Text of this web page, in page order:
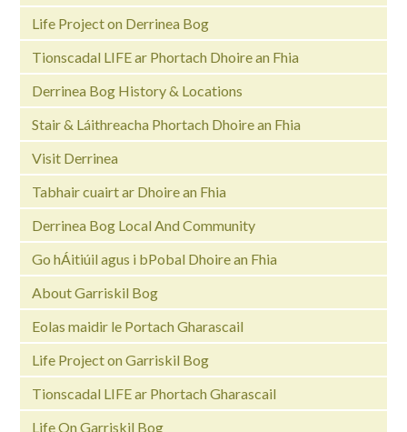
Life Project on Derrinea Bog
Tionscadal LIFE ar Phortach Dhoire an Fhia
Derrinea Bog History & Locations
Stair & Láithreacha Phortach Dhoire an Fhia
Visit Derrinea
Tabhair cuairt ar Dhoire an Fhia
Derrinea Bog Local And Community
Go hÁitiúil agus i bPobal Dhoire an Fhia
About Garriskil Bog
Eolas maidir le Portach Gharascail
Life Project on Garriskil Bog
Tionscadal LIFE ar Phortach Gharascail
Life On Garriskil Bog